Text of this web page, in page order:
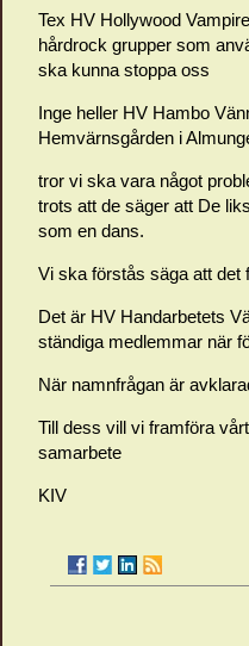
Tex HV Hollywood
hårdrock grupper som
ska kunna stoppa oss
Inge heller HV Hambo
Hemvärnsgården i
tror vi ska vara något
trots att de säger att De
som en dans.
Vi ska förstås säga att det
Det är HV Handarbetets
ständiga medlemmar när
När namnfrågan är
Till dess vill vi framföra
samarbete
KIV